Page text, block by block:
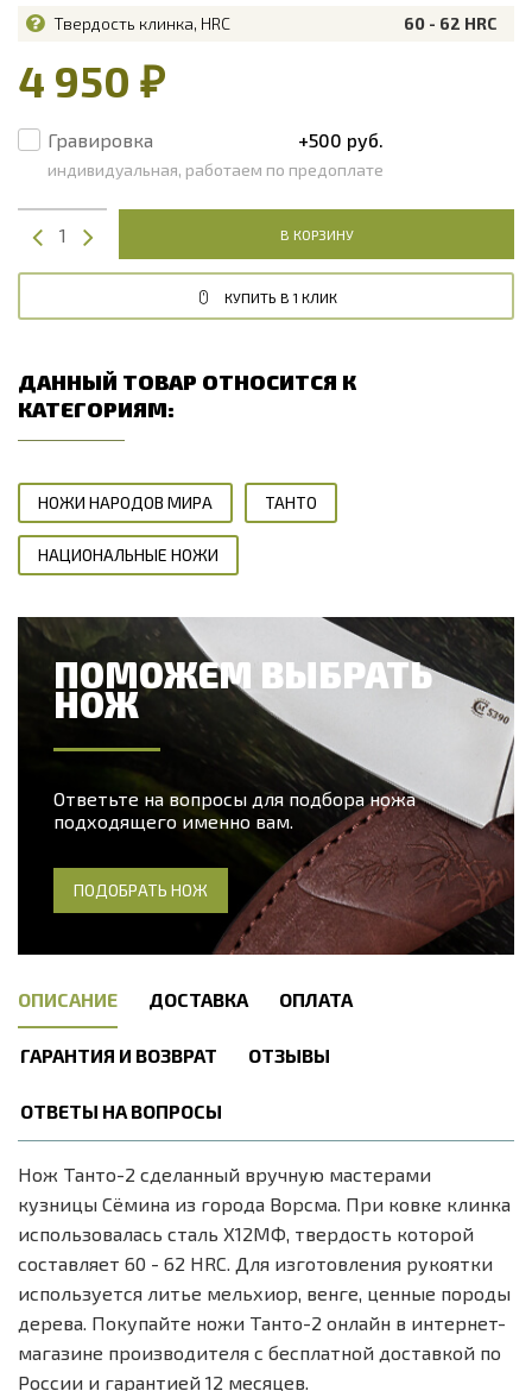
Твердость клинка, HRC 60 - 62 HRC
4 950 ₽
Гравировка +500 руб.
индивидуальная, работаем по предоплате
В КОРЗИНУ
КУПИТЬ В 1 КЛИК
ДАННЫЙ ТОВАР ОТНОСИТСЯ К
КАТЕГОРИЯМ:
НОЖИ НАРОДОВ МИРА ТАНТО
НАЦИОНАЛЬНЫЕ НОЖИ
ПОМОЖЕМ ВЫБРАТЬ
НОЖ
Ответьте на вопросы для подбора ножа
подходящего именно вам.
ПОДОБРАТЬ НОЖ
ОПИСАНИЕ ДОСТАВКА ОПЛАТА
ГАРАНТИЯ И ВОЗВРАТ ОТЗЫВЫ
ОТВЕТЫ НА ВОПРОСЫ
Нож Танто-2 сделанный вручную мастерами
кузницы Сёмина из города Ворсма. При ковке клинка
использовалась сталь Х12МФ, твердость которой
составляет 60 - 62 HRC. Для изготовления рукоятки
используется литье мельхиор, венге, ценные породы
дерева. Покупайте ножи Танто-2 онлайн в интернет-
магазине производителя с бесплатной доставкой по
России и гарантией 12 месяцев.